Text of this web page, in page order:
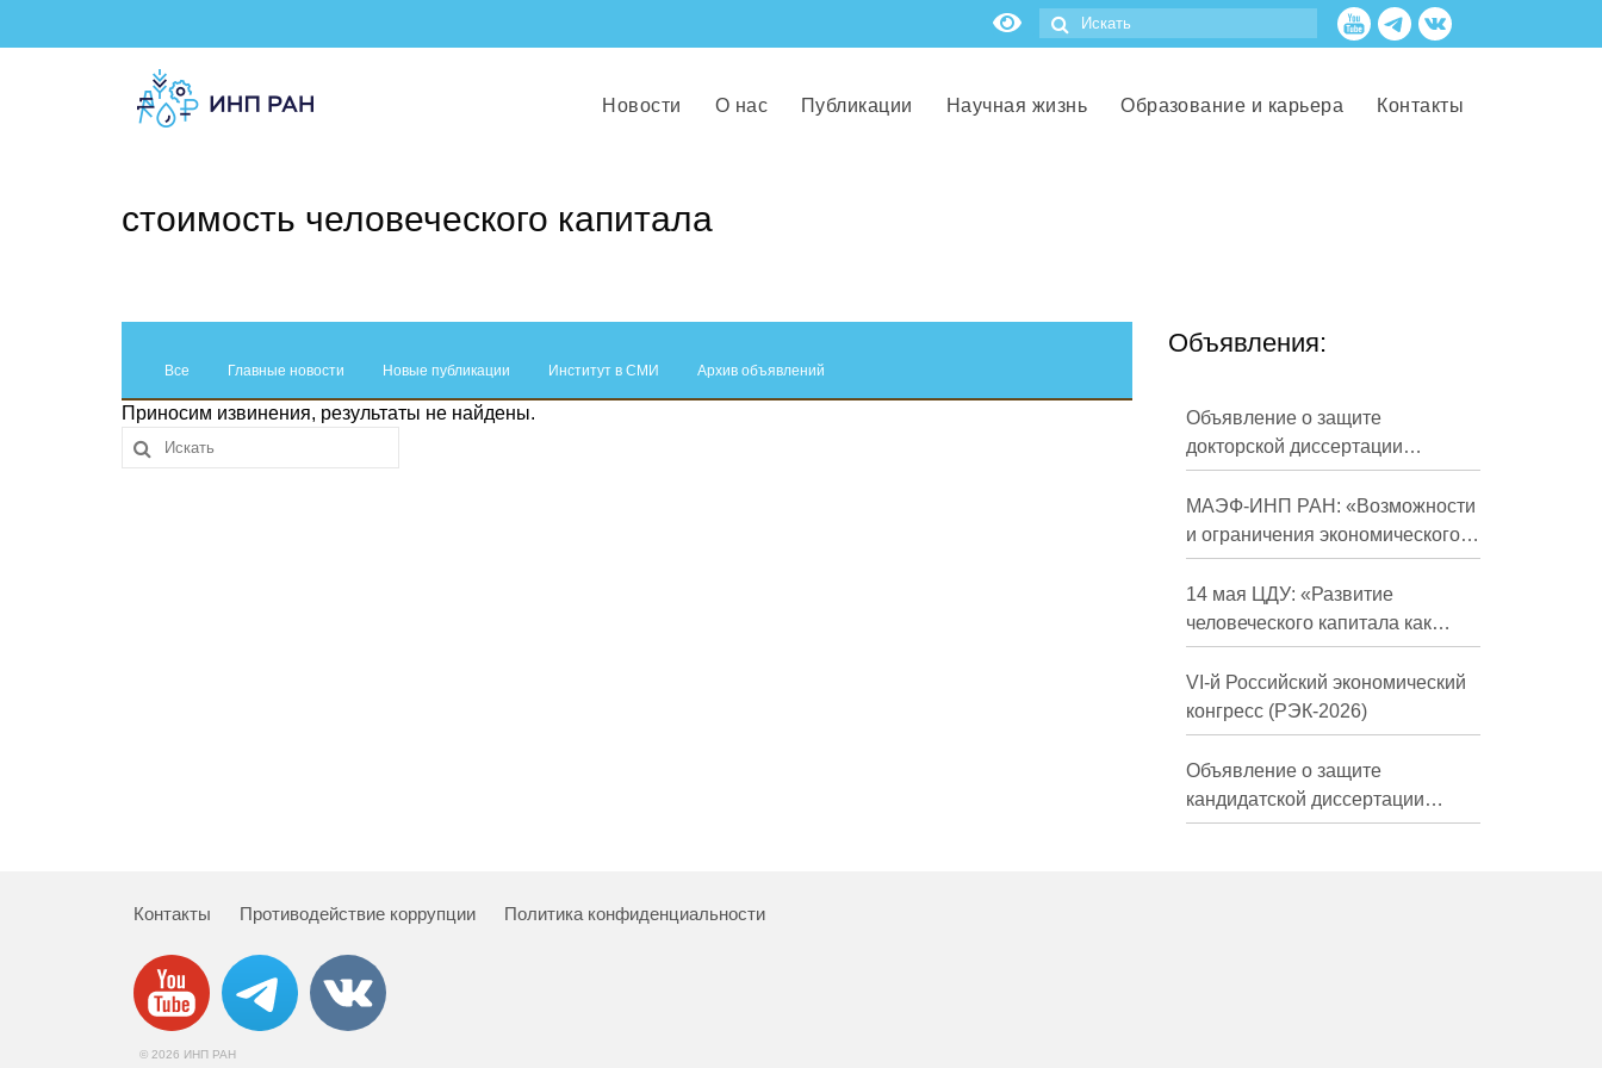
Новости О нас Публикации Научная жизнь Образование и карьера Контакты
стоимость человеческого капитала
Все Главные новости Новые публикации Институт в СМИ Архив объявлений
Приносим извинения, результаты не найдены.
Объявления:
Объявление о защите
докторской диссертации
Кузнецова Михаила
Евгеньевича
МАЭФ-ИНП РАН: «Возможности
и ограничения экономического
развития России в средне- и
долгосрочной перспективе»
14 мая ЦДУ: «Развитие
человеческого капитала как
фактор экономического роста»
VI-й Российский экономический
конгресс (РЭК-2026)
Объявление о защите
кандидатской диссертации
Трындиной Николь Сергеевны
Контакты Противодействие коррупции Политика конфиденциальности
© 2026 ИНП РАН